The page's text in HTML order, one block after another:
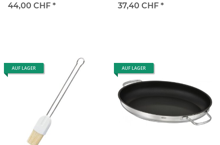
44,00 CHF *
37,40 CHF *
AUF LAGER AUF LAGER